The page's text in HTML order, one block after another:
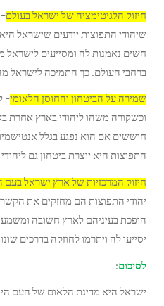
חיזוק הלגיטימציה של ישראל בעולם
שיהודי התפוצות יודעים שישראל
חשים נאמנות לה ומסייעים
ברחבי העולם. כך התמיכה לישראל
שמירה על הביטחון והחוסן הלאומי–
וכשקורה משהו ליהודי בארץ אחרת
חוששים אם הוא נפגע בגלל
התפוצות היא יוצרת ביטחון גם
חיזוק המרכזיות של ארץ ישראל בעם
יהודי התפוצות הם מחזקים את
הופכת בעיניהם לארץ חשובה
יסייעו לה ויתרמו לחוזקה בדרכים
לסיכום:
ישראל היא מדינת הלאום של העם